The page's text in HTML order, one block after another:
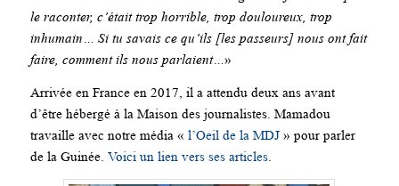
le raconter, c’était trop horrible, trop douloureux, trop
inhumain… Si tu savais ce qu’ils [les passeurs] nous ont fait
faire, comment ils nous parlaient…»
Arrivée en France en 2017, il a attendu deux ans avant
d’être hébergé à la Maison des journalistes. Mamadou
travaille avec notre média « l’Oeil de la MDJ» pour parler
de la Guinée. Voici un lien vers ses articles.